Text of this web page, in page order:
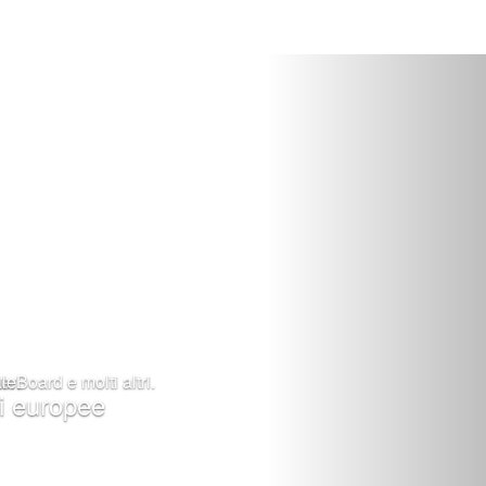
europee
e molti altri.